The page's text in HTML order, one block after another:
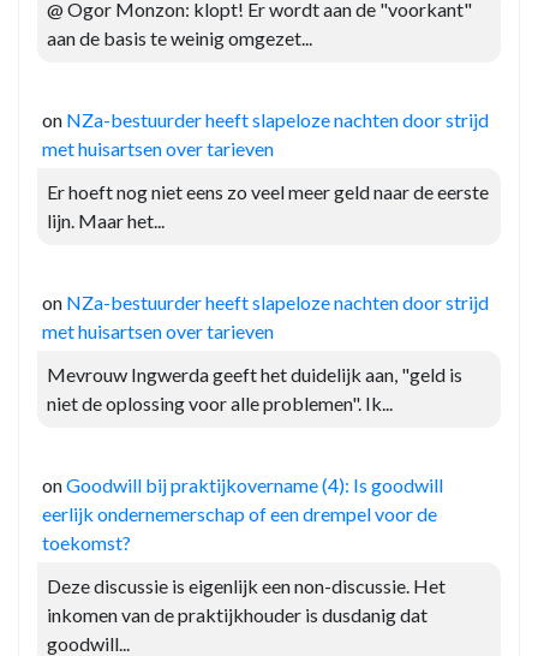
@ Ogor Monzon: klopt! Er wordt aan de "voorkant"
aan de basis te weinig omgezet...
on NZa-bestuurder heeft slapeloze nachten door strijd
met huisartsen over tarieven
Er hoeft nog niet eens zo veel meer geld naar de eerste
lijn. Maar het...
on NZa-bestuurder heeft slapeloze nachten door strijd
met huisartsen over tarieven
Mevrouw Ingwerda geeft het duidelijk aan, "geld is
niet de oplossing voor alle problemen". Ik...
onGoodwill bij praktijkovername (4): Is goodwill
eerlijk ondernemerschap of een drempel voor de
toekomst?
Deze discussie is eigenlijk een non-discussie. Het
inkomen van de praktijkhouder is dusdanig dat
goodwill...